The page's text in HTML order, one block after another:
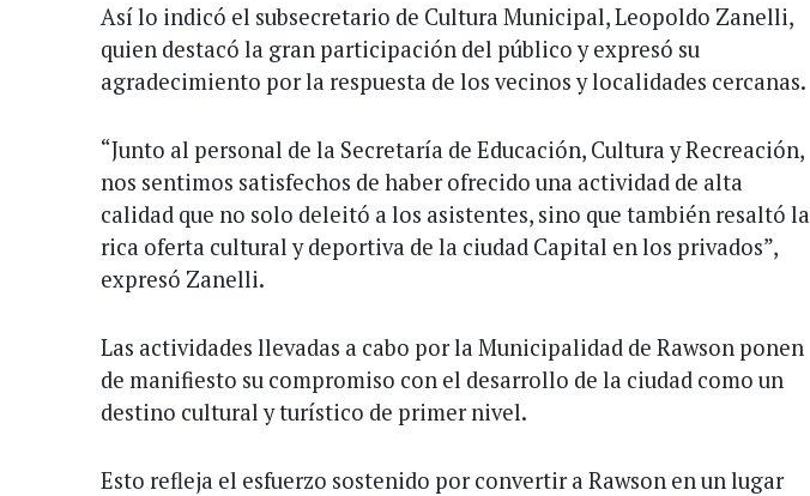
Así lo indicó el subsecretario de Cultura Municipal, Leopoldo Zanelli,
quien destacó la gran participación del público y expresó su
agradecimiento por la respuesta de los vecinos y localidades cercanas.
“Junto al personal de la Secretaría de Educación, Cultura y Recreación,
nos sentimos satisfechos de haber ofrecido una actividad de alta
calidad que no solo deleitó a los asistentes, sino que también resaltó la
rica oferta cultural y deportiva de la ciudad Capital en los privados”,
expresó Zanelli.
Las actividades llevadas a cabo por la Municipalidad de Rawson ponen
de manifiesto su compromiso con el desarrollo de la ciudad como un
destino cultural y turístico de primer nivel.
Esto refleja el esfuerzo sostenido por convertir a Rawson en un lugar